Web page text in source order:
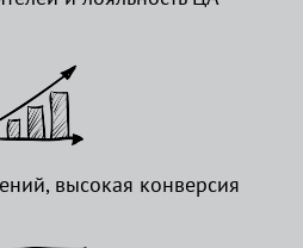
высокая конверсия